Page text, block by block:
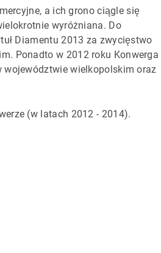
a ich grono ciągle się
wyróżniana. Do
Diamentu 2013 za zwycięstwo
Ponadto w 2012 roku Konwerga
województwie wielkopolskim oraz
(w latach 2012 - 2014).